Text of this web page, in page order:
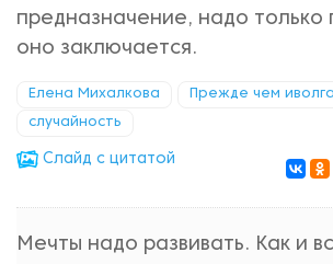
предназначение, надо только
оно заключается.
Елена Михалкова Прежде чем
случайность
Cлайд с цитатой
Мечты надо развивать. Как и